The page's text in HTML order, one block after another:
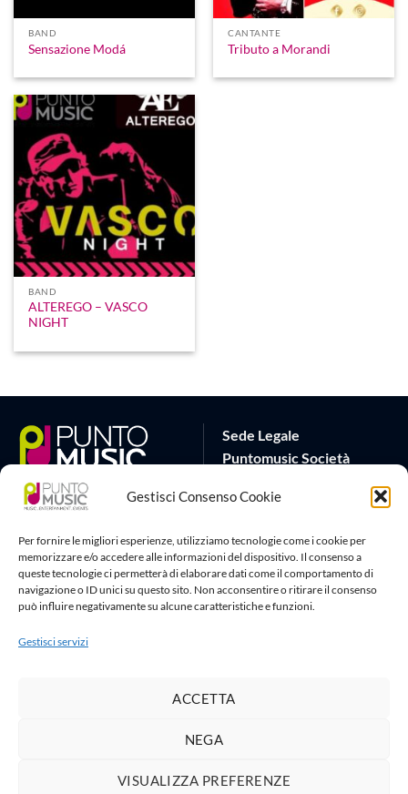
Gestisci Consenso Cookie
Per fornire le migliori esperienze, utilizziamo tecnologie come i cookie per
memorizzare e/o accedere alle informazioni del dispositivo. Il consenso a
queste tecnologie ci permetterà di elaborare dati come il comportamento di
navigazione o ID unici su questo sito. Non acconsentire o ritirare il consenso
può influire negativamente su alcune caratteristiche e funzioni.
Gestisci servizi
ACCETTA
NEGA
VISUALIZZA PREFERENZE
BAND
Sensazione Modá
CANTANTE
Tributo a Morandi
BAND
ALTEREGO – VASCO
NIGHT
Sede Legale
Puntomusic Società
Via G.B. Rota 17
P.IVA 03795620982
Sede Operativa
via G.Puccini 22
25080 Padenghe sul Garda
Artlife Cloud
Copyright 2026 ©Puntomusic Società Cooperativa